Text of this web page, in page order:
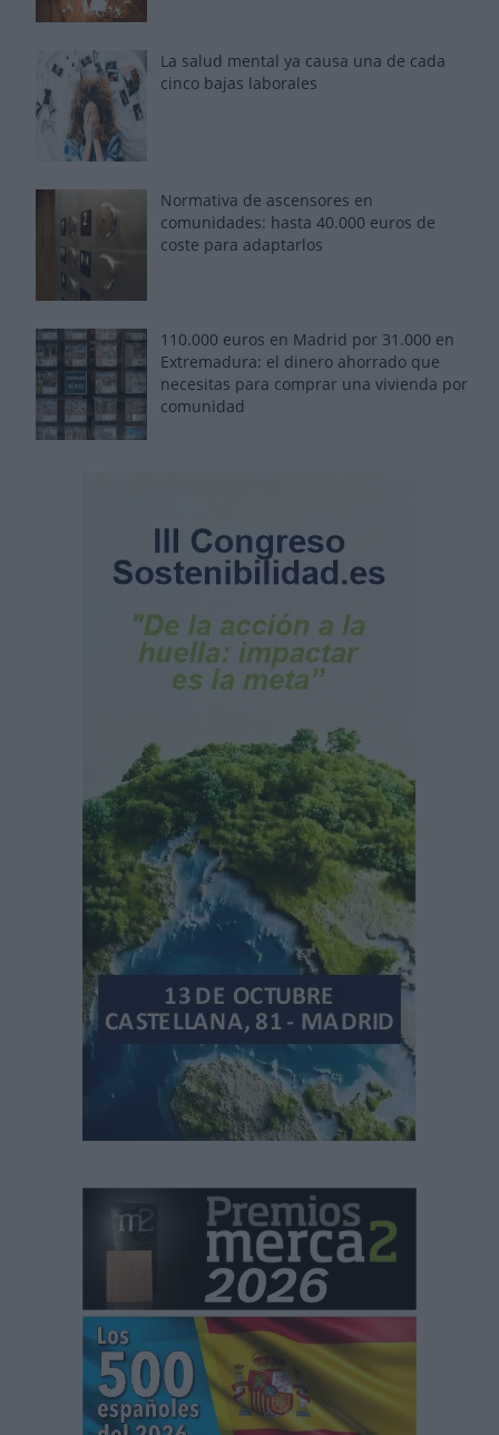
La salud mental ya causa una de cada
cinco bajas laborales
Normativa de ascensores en
comunidades: hasta 40.000 euros de
coste para adaptarlos
110.000 euros en Madrid por 31.000 en
Extremadura: el dinero ahorrado que
necesitas para comprar una vivienda por
comunidad